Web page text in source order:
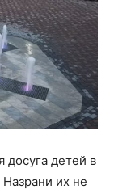
детей в
их не